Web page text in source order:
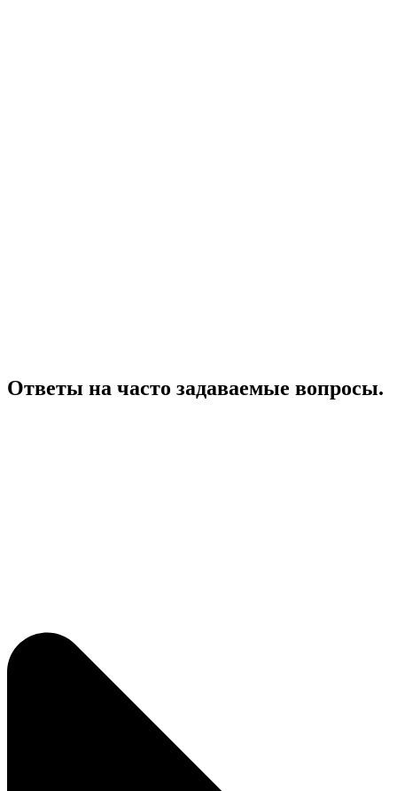
Ответы на часто задаваемые вопросы.